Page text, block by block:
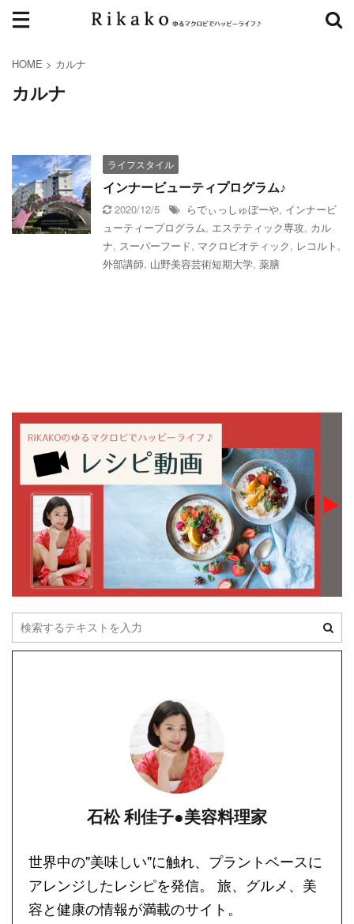
HOME > カルナ
カルナ
ライフスタイル
インナービューティプログラム♪
2020/12/5 らでぃっしゅぼーや, インナービ
ューティープログラム, エステティック専攻, カル
ナ, スーパーフード, マクロビオティック, レコルト ,
外部講師, 山野美容芸術短期大学, 薬膳
石松 利佳子●美容料理家
世界中の"美味しい"に触れ、プラントベースに
アレンジしたレシピを発信。 旅、グルメ、美
容と健康の情報が満載のサイト。